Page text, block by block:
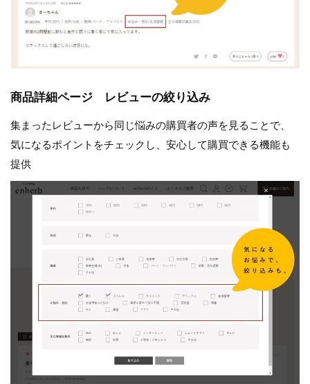
商品詳細ページ レビューの絞り込み
集まったレビューから同じ悩みの購買者の声を見ることで、
気になるポイントをチェックし、安心して購買できる機能も
提供